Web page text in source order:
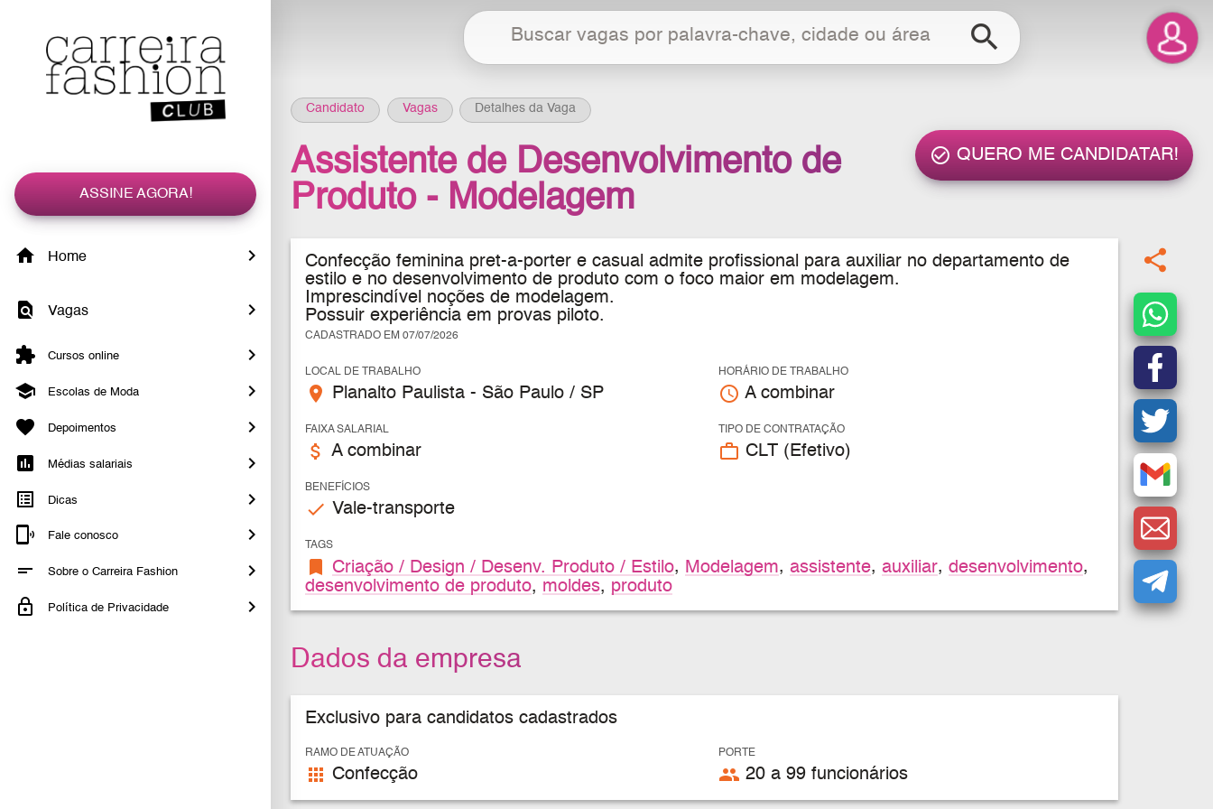
ASSINE AGORA!
Home
Vagas
Cursos online
Escolas de Moda
Depoimentos
Médias salariais
Dicas
Fale conosco
Sobre o Carreira Fashion
Política de Privacidade
search
Candidato Vagas Detalhes da Vaga
check_circle_outline QUERO ME CANDIDATAR!
Assistente de Desenvolvimento de
Produto - Modelagem
Confecção feminina pret-a-porter e casual admite profissional para auxiliar no departamento de
estilo e no desenvolvimento de produto com o foco maior em modelagem.
Imprescindível noções de modelagem.
Possuir experiência em provas piloto.
CADASTRADO EM 07/07/2026
LOCAL DE TRABALHO
place Planalto Paulista - São Paulo / SP
HORÁRIO DE TRABALHO
access_time A combinar
FAIXA SALARIAL
attach_money A combinar
TIPO DE CONTRATAÇÃO
work_outline CLT (Efetivo)
BENEFÍCIOS
check Vale-transporte
TAGS
bookmark Criação / Design / Desenv. Produto / Estilo, Modelagem, assistente, auxiliar, desenvolvimento,
desenvolvimento de produto, moldes, produto
Dados da empresa
Exclusivo para candidatos cadastrados
RAMO DE ATUAÇÃO
apps Confecção
PORTE
people 20 a 99 funcionários
share